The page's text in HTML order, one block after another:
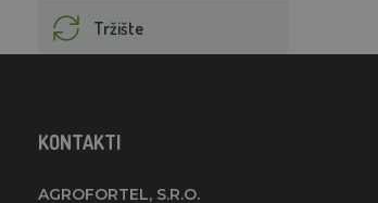
Tržište
KONTAKTI
AGROFORTEL, S.R.O.